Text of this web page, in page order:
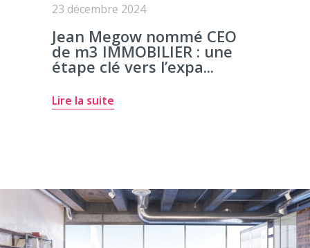
23 décembre 2024
Jean Megow nommé CEO
de m3 IMMOBILIER : une
étape clé vers l’expa...
Lire la suite